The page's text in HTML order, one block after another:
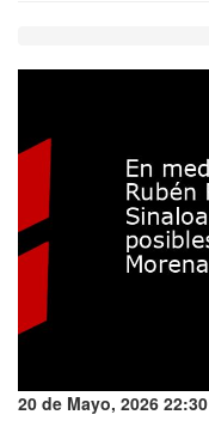
20 de Mayo, 2026 22:30